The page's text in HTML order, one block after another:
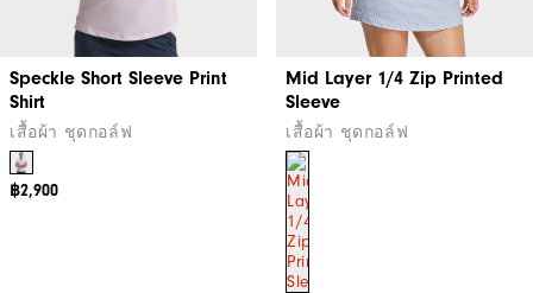
Speckle Short Sleeve Print
Shirt
เสื้อผ้า ชุดกอล์ฟ
฿2,900
Mid Layer 1/4 Zip Printed
Sleeve
เสื้อผ้า ชุดกอล์ฟ